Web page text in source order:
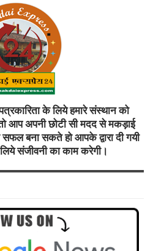
के लिये हमारे संस्थान को
आप अपनी छोटी सी मदद से मकड़ाई
बना सकते हो आपके द्वारा दी गयी
लिये संजीवनी का काम करेगी।